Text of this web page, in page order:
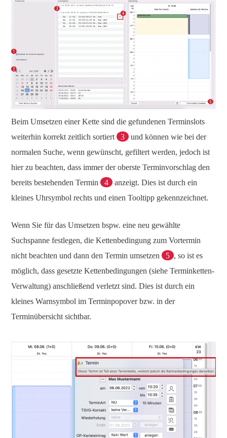
Beim Umsetzen einer Kette sind die gefundenen Terminslots
weiterhin korrekt zeitlich sortiert
3
und können wie bei der
normalen Suche, wenn gewünscht, gefiltert werden, jedoch ist
hier zu beachten, dass immer der oberste Terminvorschlag den
bereits bestehenden Termin
4
anzeigt. Dies ist durch ein
kleines Uhrsymbol rechts und einen Tooltipp gekennzeichnet.
Wenn Sie für das Umsetzen bspw. eine neu gewählte
Suchspanne festlegen, die Kettenbedingung zum Vortermin
nicht beachten und dann den Termin umsetzen
5 , so ist es
möglich, dass gesetzte Kettenbedingungen (siehe Terminketten-
Verwaltung) anschließend verletzt sind. Dies ist durch ein
kleines Warnsymbol im Terminpopover bzw. in der
Terminübersicht sichtbar.